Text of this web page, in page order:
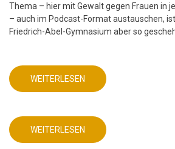
Thema – hier mit Gewalt gegen Frauen in
– auch im Podcast-Format austauschen,
Friedrich-Abel-Gymnasium aber so
WEITERLESEN
ÜBER
DEUTSCHUNTERRICHT
PRODUKT!
WEITERLESEN
ÜBER
DEUTSCHUNTERRICHT